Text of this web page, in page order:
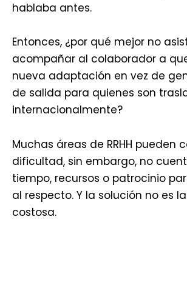
hablaba antes.
Entonces, ¿por qué mejor no
acompañar al colaborador a
nueva adaptación en vez de
de salida para quienes son
internacionalmente?
Muchas áreas de RRHH pueden
dificultad, sin embargo, no
tiempo, recursos o patrocinio
al respecto. Y la solución no es
costosa.